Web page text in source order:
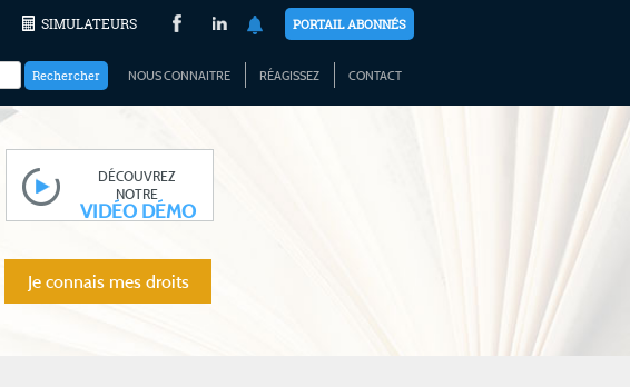
SIMULATEURS PORTAIL ABONNÉS
NOUS CONNAITRE RÉAGISSEZ CONTACT
DÉCOUVREZ
NOTRE
VIDÉO DÉMO
Je connais mes droits